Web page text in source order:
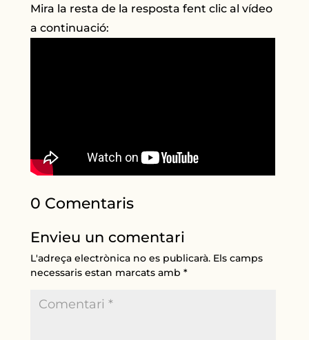
Mira la resta de la resposta fent clic al vídeo
a continuació:
0 Comentaris
Envieu un comentari
L'adreça electrònica no es publicarà. Els camps
necessaris estan marcats amb*